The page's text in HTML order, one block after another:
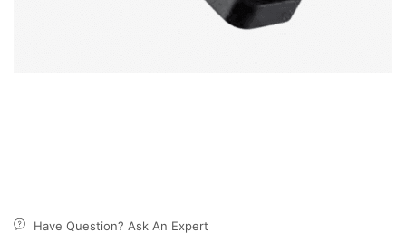
Have Question? Ask An Expert